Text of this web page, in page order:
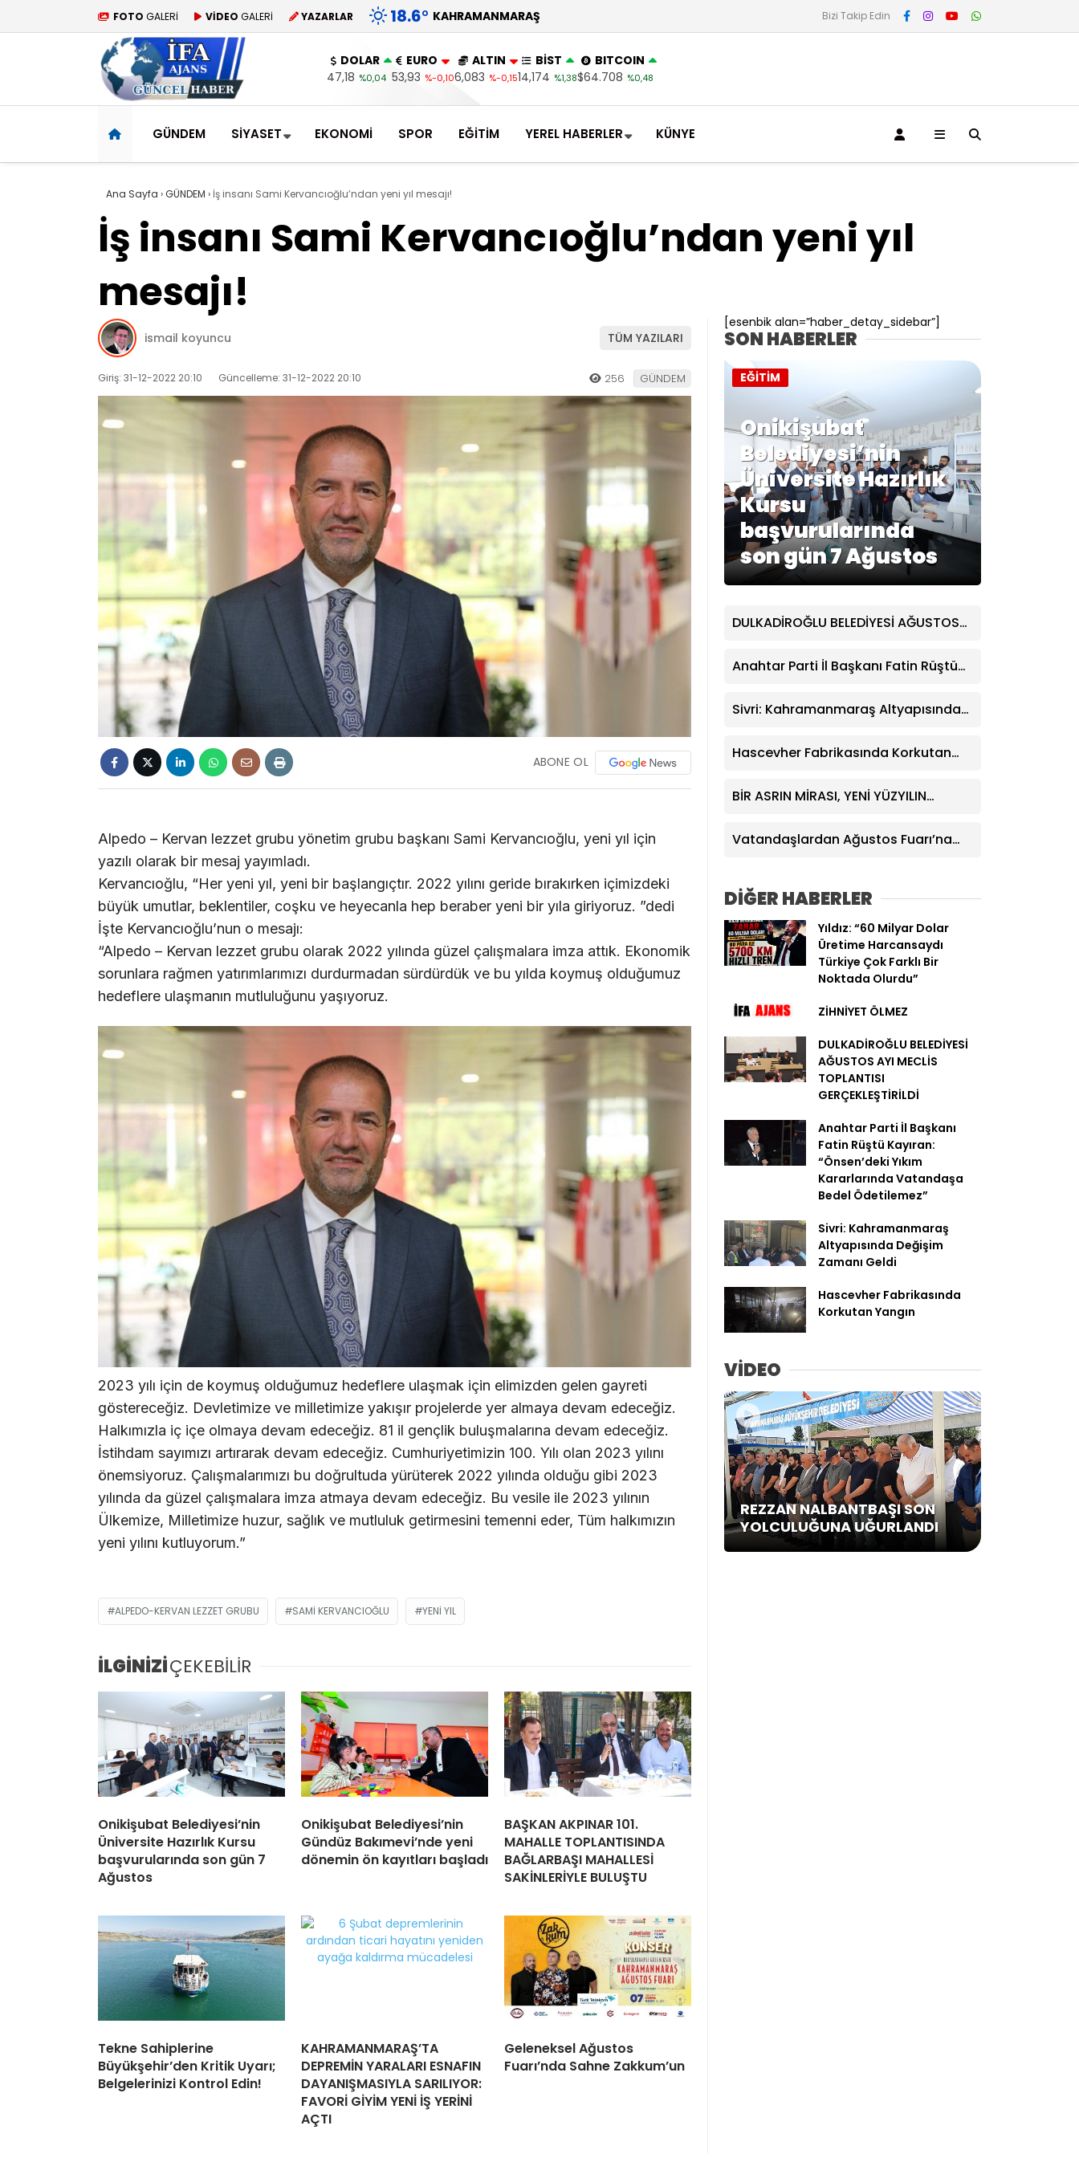
FOTO GALERİ VİDEO GALERİ YAZARLAR 18.6° KAHRAMANMARAŞ Bizi Takip Edin
DOLAR
47,18 %0,04
EURO
53,93 %-0,10
ALTIN
6,083 %-0,15
BİST
14,174 %1,38
BITCOIN
$64.708 %0,48
GÜNDEM SİYASET EKONOMİ SPOR EĞİTİM YEREL HABERLER KÜNYE
Ana Sayfa ›GÜNDEM › İş insanı Sami Kervancıoğlu’ndan yeni yıl mesajı!
İş insanı Sami Kervancıoğlu’ndan yeni yıl
mesajı!
ismail koyuncu TÜM YAZILARI
Giriş: 31-12-2022 20:10 Güncelleme: 31-12-2022 20:10 256 GÜNDEM
ABONE OL
Alpedo – Kervan lezzet grubu yönetim grubu başkanı Sami Kervancıoğlu, yeni yıl için
yazılı olarak bir mesaj yayımladı.
Kervancıoğlu, “Her yeni yıl, yeni bir başlangıçtır. 2022 yılını geride bırakırken içimizdeki
büyük umutlar, beklentiler, coşku ve heyecanla hep beraber yeni bir yıla giriyoruz. ”dedi
İşte Kervancıoğlu’nun o mesajı:
“Alpedo – Kervan lezzet grubu olarak 2022 yılında güzel çalışmalara imza attık. Ekonomik
sorunlara rağmen yatırımlarımızı durdurmadan sürdürdük ve bu yılda koymuş olduğumuz
hedeflere ulaşmanın mutluluğunu yaşıyoruz.
2023 yılı için de koymuş olduğumuz hedeflere ulaşmak için elimizden gelen gayreti
göstereceğiz. Devletimize ve milletimize yakışır projelerde yer almaya devam edeceğiz.
Halkımızla iç içe olmaya devam edeceğiz. 81 il gençlik buluşmalarına devam edeceğiz.
İstihdam sayımızı artırarak devam edeceğiz. Cumhuriyetimizin 100. Yılı olan 2023 yılını
önemsiyoruz. Çalışmalarımızı bu doğrultuda yürüterek 2022 yılında olduğu gibi 2023
yılında da güzel çalışmalara imza atmaya devam edeceğiz. Bu vesile ile 2023 yılının
Ülkemize, Milletimize huzur, sağlık ve mutluluk getirmesini temenni eder, Tüm halkımızın
yeni yılını kutluyorum.”
ALPEDO-KERVAN LEZZET GRUBU SAMI KERVANCIOĞLU YENI YIL
İLGİNİZİÇEKEBİLİR
Onikişubat Belediyesi’nin
Üniversite Hazırlık Kursu
başvurularında son gün 7
Ağustos
Onikişubat Belediyesi’nin
Gündüz Bakımevi’nde yeni
dönemin ön kayıtları başladı
BAŞKAN AKPINAR 101.
MAHALLE TOPLANTISINDA
BAĞLARBAŞI MAHALLESİ
SAKİNLERİYLE BULUŞTU
Tekne Sahiplerine
Büyükşehir’den Kritik Uyarı;
Belgelerinizi Kontrol Edin!
KAHRAMANMARAŞ’TA
DEPREMİN YARALARI ESNAFIN
DAYANIŞMASIYLA SARILIYOR:
FAVORİ GİYİM YENİ İŞ YERİNİ
AÇTI
Geleneksel Ağustos
Fuarı’nda Sahne Zakkum’un
[esenbik alan=”haber_detay_sidebar”]
SON HABERLER
Onikişubat
Belediyesi’nin
Üniversite Hazırlık
Kursu
başvurularında
son gün 7 Ağustos
EĞİTİM
DULKADİROĞLU BELEDİYESİ AĞUSTOS
GERÇEKLEŞTİRİLDİ
Anahtar Parti İl Başkanı Fatin Rüştü
Kararlarında Vatandaşa Bedel
Sivri: Kahramanmaraş Altyapısında
Hascevher Fabrikasında Korkutan
BİR ASRIN MİRASI, YENİ YÜZYILIN
Vatandaşlardan Ağustos Fuarı’na
DİĞER HABERLER
Yıldız: “60 Milyar Dolar
Üretime Harcansaydı
Türkiye Çok Farklı Bir
Noktada Olurdu”
ZİHNİYET ÖLMEZ
DULKADİROĞLU BELEDİYESİ
AĞUSTOS AYI MECLİS
TOPLANTISI
GERÇEKLEŞTİRİLDİ
Anahtar Parti İl Başkanı
Fatin Rüştü Kayıran:
“Önsen’deki Yıkım
Kararlarında Vatandaşa
Bedel Ödetilemez”
Sivri: Kahramanmaraş
Altyapısında Değişim
Zamanı Geldi
Hascevher Fabrikasında
Korkutan Yangın
VİDEO
REZZAN NALBANTBAŞI SON
YOLCULUĞUNA UĞURLANDI